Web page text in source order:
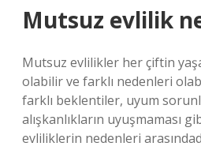
Mutsuz evlilik
Mutsuz evlilikler her çiftin
olabilir ve farklı nedenleri
farklı beklentiler, uyum
alışkanlıkların uyuşmaması
evliliklerin nedenleri